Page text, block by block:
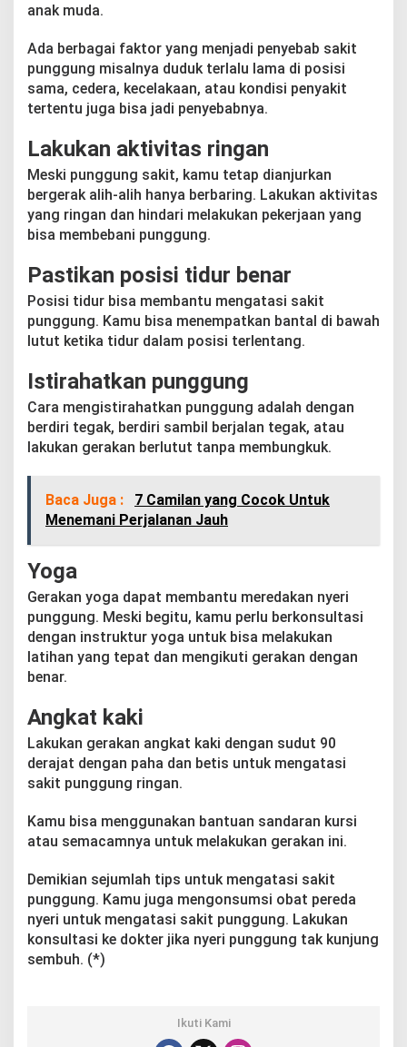
anak muda.
Ada berbagai faktor yang menjadi penyebab sakit
punggung misalnya duduk terlalu lama di posisi
sama, cedera, kecelakaan, atau kondisi penyakit
tertentu juga bisa jadi penyebabnya.
Lakukan aktivitas ringan
Meski punggung sakit, kamu tetap dianjurkan
bergerak alih-alih hanya berbaring. Lakukan aktivitas
yang ringan dan hindari melakukan pekerjaan yang
bisa membebani punggung.
Pastikan posisi tidur benar
Posisi tidur bisa membantu mengatasi sakit
punggung. Kamu bisa menempatkan bantal di bawah
lutut ketika tidur dalam posisi terlentang.
Istirahatkan punggung
Cara mengistirahatkan punggung adalah dengan
berdiri tegak, berdiri sambil berjalan tegak, atau
lakukan gerakan berlutut tanpa membungkuk.
Baca Juga :
7 Camilan yang Cocok Untuk
Menemani Perjalanan Jauh
Yoga
Gerakan yoga dapat membantu meredakan nyeri
punggung. Meski begitu, kamu perlu berkonsultasi
dengan instruktur yoga untuk bisa melakukan
latihan yang tepat dan mengikuti gerakan dengan
benar.
Angkat kaki
Lakukan gerakan angkat kaki dengan sudut 90
derajat dengan paha dan betis untuk mengatasi
sakit punggung ringan.
Kamu bisa menggunakan bantuan sandaran kursi
atau semacamnya untuk melakukan gerakan ini.
Demikian sejumlah tips untuk mengatasi sakit
punggung. Kamu juga mengonsumsi obat pereda
nyeri untuk mengatasi sakit punggung. Lakukan
konsultasi ke dokter jika nyeri punggung tak kunjung
sembuh. (*)
Ikuti Kami